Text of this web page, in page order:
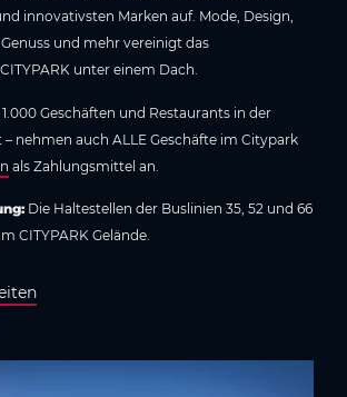
innovativsten Marken auf. Mode, Design,
und mehr vereinigt das
unter einem Dach.
Geschäften und Restaurants in der
nehmen auch ALLE Geschäfte im Citypark
als Zahlungsmittel an.
Die Haltestellen der Buslinien 35, 52 und 66
CITYPARK Gelände.